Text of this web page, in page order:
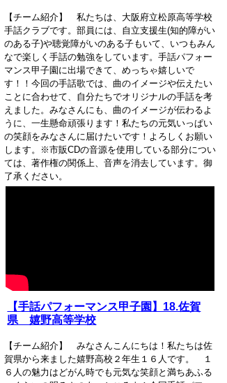
【チーム紹介】 私たちは、大阪府立松原高等学校
手話クラブです。部員には、自立支援生(知的障がい
の­ある子)や聴覚障がいのある子もいて、いつもみん
なで楽しく手話の勉強をしています。­手話パフォー
マンス甲子園に出場できて、めっちゃ嬉しいで
す！！今回の手話歌では、曲­のイメージや伝えたい
ことに合わせて、自分たちでオリジナルの手話を考
えました。みな­さんにも、曲のイメージが伝わるよ
うに、一生懸命頑張ります！私たちの元気いっぱい
の­笑顔をみなさんに届けたいです！よろしくお願い
します。※市販CDの音源を使用している部分につい
ては、著作権の関係上、音声を消去していま­す。御
了承ください。
【手話パフォーマンス甲子園】18.佐賀
県 嬉野高等学校
【チーム紹介】 みなさんこんにちは！私たちは佐
賀県から来ました嬉野高校２年生１６人です。 １
６人の魅力はどがん時でも元気な笑顔と満ちあふる